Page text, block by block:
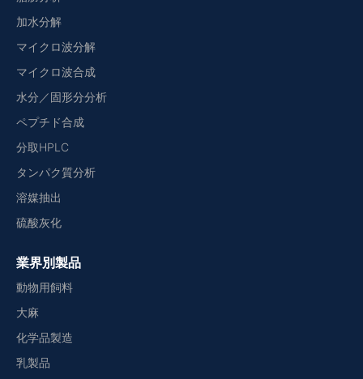
加水分解
マイクロ波分解
マイクロ波合成
水分／固形分分析
ペプチド合成
分取HPLC
タンパク質分析
溶媒抽出
硫酸灰化
業界別製品
動物用飼料
大麻
化学品製造
乳製品